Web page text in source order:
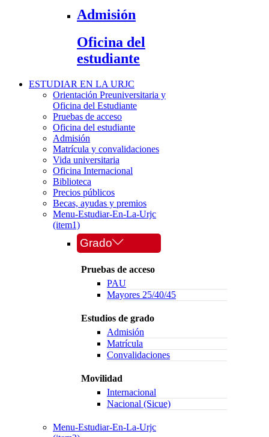
Admisión
Oficina del
estudiante
ESTUDIAR EN LA URJC
Orientación Preuniversitaria y
Oficina del Estudiante
Pruebas de acceso
Oficina del estudiante
Admisión
Matrícula y convalidaciones
Vida universitaria
Oficina Internacional
Biblioteca
Precios públicos
Becas, ayudas y premios
Menu-Estudiar-En-La-Urjc
(item1)
Grado
Pruebas de acceso
PAU
Mayores 25/40/45
Estudios de grado
Admisión
Matrícula
Convalidaciones
Movilidad
Internacional
Nacional (Sicue)
Menu-Estudiar-En-La-Urjc